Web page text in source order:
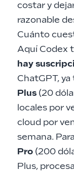
costar y
razonable
Cuánto
Aquí Codex
hay
ChatGPT,
Plus(20
locales por
cloud por
semana.
Pro(200
Plus,